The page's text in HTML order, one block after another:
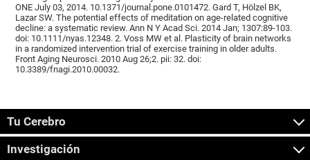
ONE July 03, 2014. 10.1371/journal.pone.0101472. Gard T, Hölzel BK,
Lazar SW. The potential effects of meditation on age-related cognitive
decline: a systematic review. Ann N Y Acad Sci. 2014 Jan; 1307:89-103.
doi: 10.1111/nyas.12348. 2. Voss MW et al. Plasticity of brain networks
in a randomized intervention trial of exercise training in older adults.
Front Aging Neurosci. 2010 Aug 26;2. pii: 32. doi:
10.3389/fnagi.2010.00032.
Tu Cerebro
Investigación